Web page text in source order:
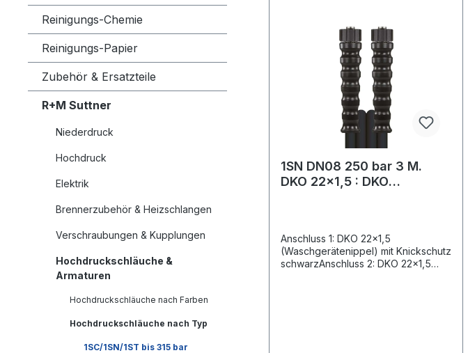
Reinigungs-Chemie
Reinigungs-Papier
Zubehör & Ersatzteile
R+M Suttner
Niederdruck
Hochdruck
Elektrik
Brennerzubehör & Heizschlangen
Verschraubungen & Kupplungen
Hochdruckschläuche &
Armaturen
Hochdruckschläuche nach Farben
Hochdruckschläuche nach Typ
1SC/1SN/1ST bis 315 bar
1SN DN08 250 bar 3 M.
DKO 22x1,5 : DKO
Anschluss 1: DKO 22x1,5
(Waschgerätenippel) mit Knickschutz
schwarzAnschluss 2: DKO 22x1,5